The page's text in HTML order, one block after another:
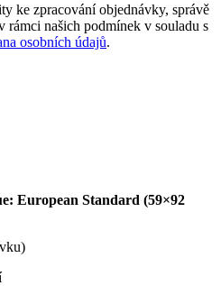
ke zpracování objednávky, správě
rámci našich podmínek v souladu s
osobních údajů.
European Standard (59×92